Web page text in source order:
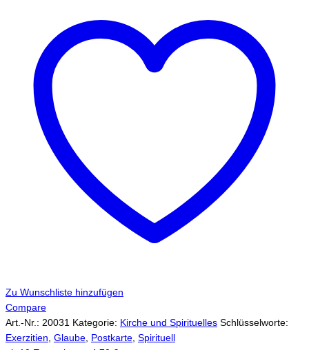
Zu Wunschliste hinzufügen
Compare
Art.-Nr.: 20031 Kategorie: Kirche und Spirituelles Schlüsselworte:
Exerzitien, Glaube, Postkarte, Spirituell